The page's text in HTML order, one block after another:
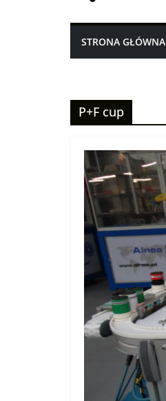
STRONA GŁÓWNA
P+F cup